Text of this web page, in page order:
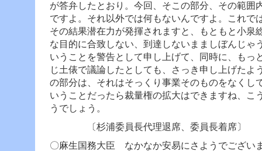
が答弁したとおり。今回、そこの部分、その範囲
ですよ。それ以外では何もないんですよ。
これで
その結果潜在力が発揮されますと、もともと小泉
な目的に合致しない、到達しないまましぼんじゃ
いうことを警告として申し上げて、同時に、もっ
じ土俵で議論したとしても、さっき申し上げたよ
の部分は、それはそっくり事業そのものをなくし
いうことだったら裁量権の拡大はできますね、こ
うでしょう。
〔杉浦委員長代理退席、委員長着席〕
〇麻生国務大臣 なかなか安易にさようでござい